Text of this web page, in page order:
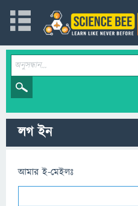
লগ ইন
আমার ই-মেইলঃ